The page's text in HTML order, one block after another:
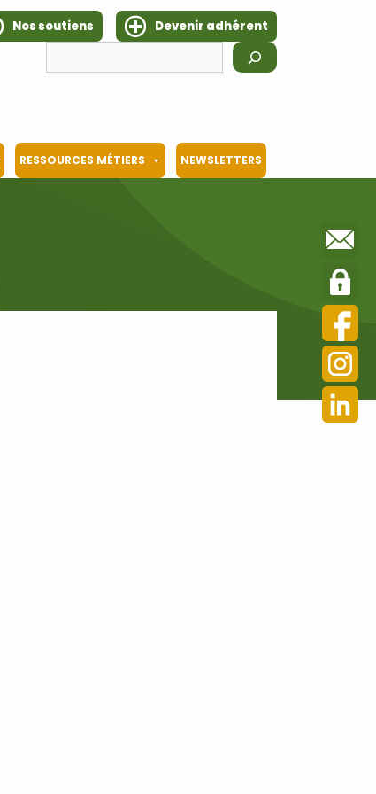
Nos soutiens
Devenir adhérent
RESSOURCES MÉTIERS NEWSLETTERS